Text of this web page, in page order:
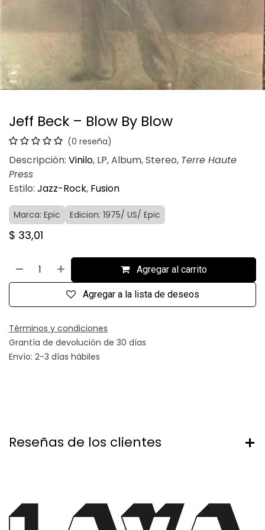
Jeff Beck – Blow By Blow
(0 reseña)
Descripción: Vinilo, LP, Album, Stereo, Terre Haute
Press
Estilo: Jazz-Rock, Fusion
Marca: Epic Edicion: 1975/ US/ Epic
$ 33,01
Agregar al carrito
Agregar a la lista de deseos
Términos y condiciones
Grantía de devolución de 30 días
Envío: 2-3 días hábiles
Reseñas de los clientes